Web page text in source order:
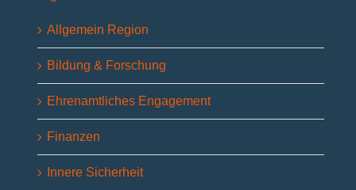
Allgemein Region
Bildung & Forschung
Ehrenamtliches Engagement
Finanzen
Innere Sicherheit